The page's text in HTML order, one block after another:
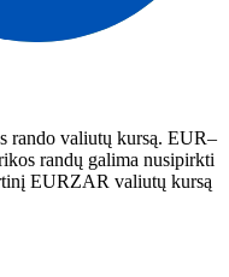
rando valiutų kursą. EUR–
randų galima nusipirkti
EURZAR valiutų kursą